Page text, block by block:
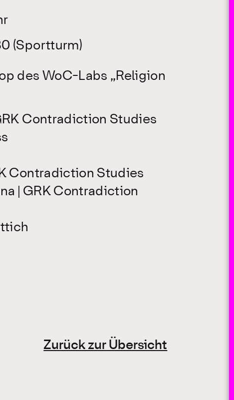
(Sportturm)
des WoC-Labs „Religion
Contradiction Studies
Contradiction Studies
| GRK Contradiction
Zurück zur Übersicht